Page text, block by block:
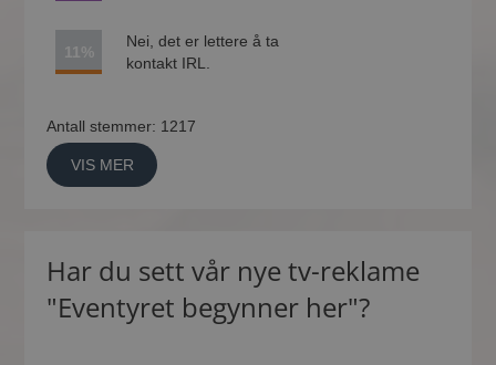
11%
Nei, det er lettere å ta
kontakt IRL.
Antall stemmer: 1217
VIS MER
Har du sett vår nye tv-reklame
"Eventyret begynner her"?